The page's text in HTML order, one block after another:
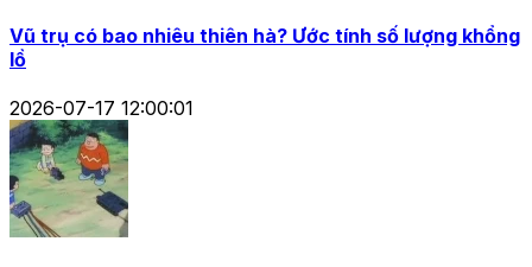
Vũ trụ có bao nhiêu thiên hà? Ước tính số lượng khổng
lồ
2026-07-17 12:00:01